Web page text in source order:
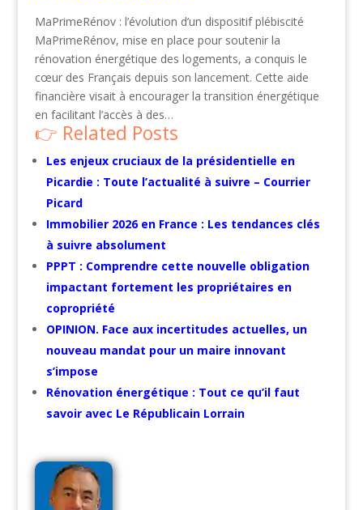
MaPrimeRénov : l’évolution d’un dispositif plébiscité
MaPrimeRénov, mise en place pour soutenir la
rénovation énergétique des logements, a conquis le
cœur des Français depuis son lancement. Cette aide
financière visait à encourager la transition énergétique
en facilitant l’accès à des…
Related Posts
Les enjeux cruciaux de la présidentielle en
Picardie : Toute l’actualité à suivre – Courrier
Picard
Immobilier 2026 en France : Les tendances clés
à suivre absolument
PPPT : Comprendre cette nouvelle obligation
impactant fortement les propriétaires en
copropriété
OPINION. Face aux incertitudes actuelles, un
nouveau mandat pour un maire innovant
s’impose
Rénovation énergétique : Tout ce qu’il faut
savoir avec Le Républicain Lorrain